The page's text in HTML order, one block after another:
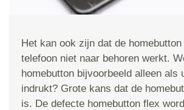
Het kan ook zijn dat de
telefoon niet naar behoren werkt.
homebutton bijvoorbeeld alleen als
indrukt? Grote kans dat de
is. De defecte homebutton flex